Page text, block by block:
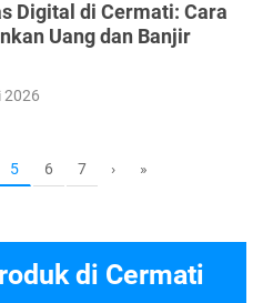
Digital di Cermati: Cara
Uang dan Banjir
2026
5 6 7 › »
di Cermati